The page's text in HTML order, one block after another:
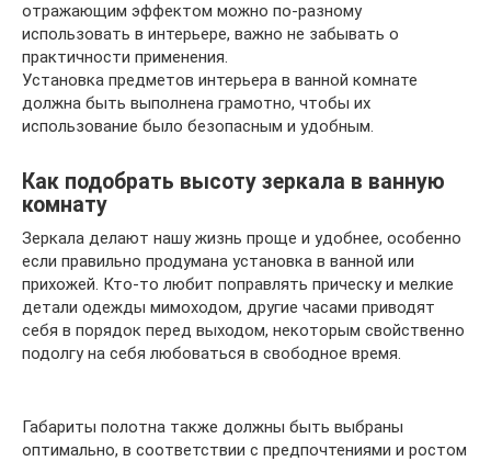
отражающим эффектом можно по-разному
использовать в интерьере, важно не забывать о
практичности применения.
Установка предметов интерьера в ванной комнате
должна быть выполнена грамотно, чтобы их
использование было безопасным и удобным.
Как подобрать высоту зеркала в ванную
комнату
Зеркала делают нашу жизнь проще и удобнее, особенно
если правильно продумана установка в ванной или
прихожей. Кто-то любит поправлять прическу и мелкие
детали одежды мимоходом, другие часами приводят
себя в порядок перед выходом, некоторым свойственно
подолгу на себя любоваться в свободное время.
Габариты полотна также должны быть выбраны
оптимально, в соответствии с предпочтениями и ростом